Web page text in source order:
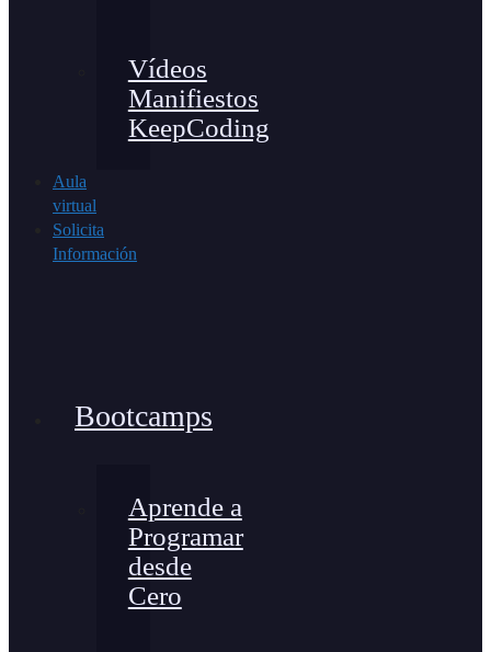
Vídeos
Manifiestos
KeepCoding
Aula
virtual
Solicita
Información
Bootcamps
Aprende a
Programar
desde
Cero